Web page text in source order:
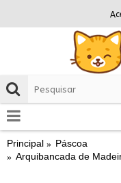
Principal
Páscoa
Arquibancada de